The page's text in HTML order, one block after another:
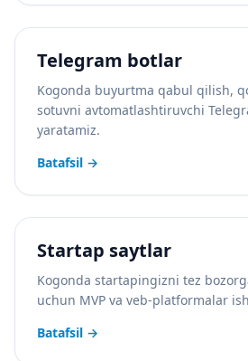
Telegram botlar
Kogonda buyurtma qabul qilish,
sotuvni avtomatlashtiruvchi
yaratamiz.
Batafsil →
Startap saytlar
Kogonda startapingizni tez
uchun MVP va veb-platformalar
Batafsil →